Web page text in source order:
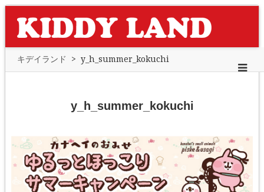
キデイランド > y_h_summer_kokuchi
y_h_summer_kokuchi